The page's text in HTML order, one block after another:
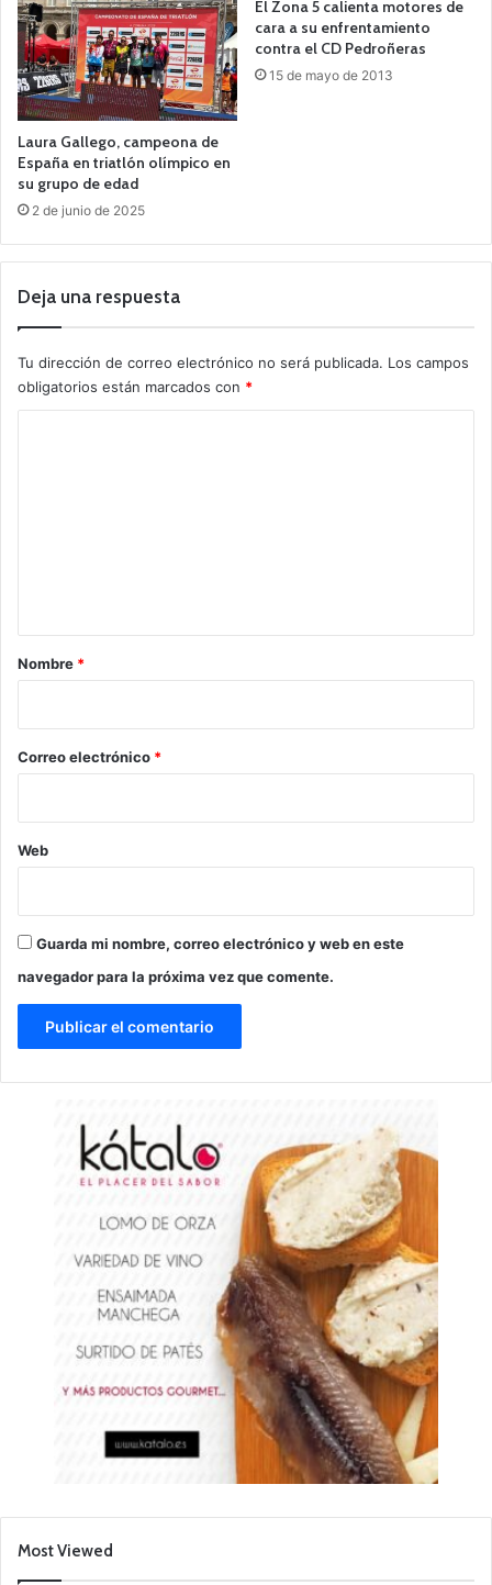
Laura Gallego, campeona de
España en triatlón olímpico en
su grupo de edad
2 de junio de 2025
El Zona 5 calienta motores de
cara a su enfrentamiento
contra el CD Pedroñeras
15 de mayo de 2013
Deja una respuesta
Tu dirección de correo electrónico no será publicada. Los campos
obligatorios están marcados con *
r
*
Nombre *
Correo electrónico *
Web
Guarda mi nombre, correo electrónico y web en este
navegador para la próxima vez que comente.
Most Viewed